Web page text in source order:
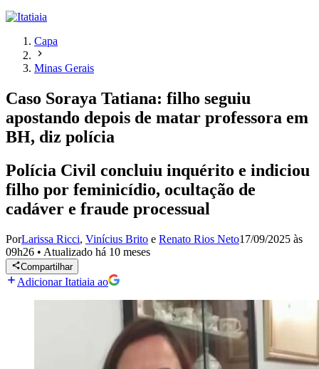
Capa
Minas Gerais
Caso Soraya Tatiana: filho seguiu
apostando depois de matar professora em
BH, diz polícia
Polícia Civil concluiu inquérito e indiciou
filho por feminicídio, ocultação de
cadáver e fraude processual
PorLarissa Ricci, Vinícius Brito e Renato Rios Neto17/09/2025 às
09h26 • Atualizado há 10 meses
Compartilhar
Adicionar Itatiaia ao